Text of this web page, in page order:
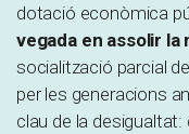
dotació econòmica
vegada en assolir la
socialització parcial
per les generacions
clau de la